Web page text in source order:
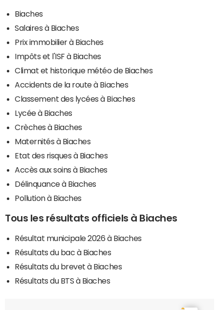
Biaches
Salaires à Biaches
Prix immobilier à Biaches
Impôts et l'ISF à Biaches
Climat et historique météo de Biaches
Accidents de la route à Biaches
Classement des lycées à Biaches
Lycée à Biaches
Crèches à Biaches
Maternités à Biaches
Etat des risques à Biaches
Accès aux soins à Biaches
Délinquance à Biaches
Pollution à Biaches
Tous les résultats officiels à Biaches
Résultat municipale 2026 à Biaches
Résultats du bac à Biaches
Résultats du brevet à Biaches
Résultats du BTS à Biaches